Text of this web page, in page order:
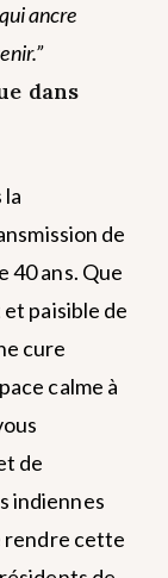
ancre
dans
la
de
40 ans. Que
paisible de
cure
calme à
de
indiennes
rendre cette